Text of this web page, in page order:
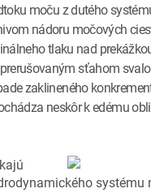
moču z dutého
nádoru močových
tlaku nad
sťahom
zaklineného
neskôr k edému